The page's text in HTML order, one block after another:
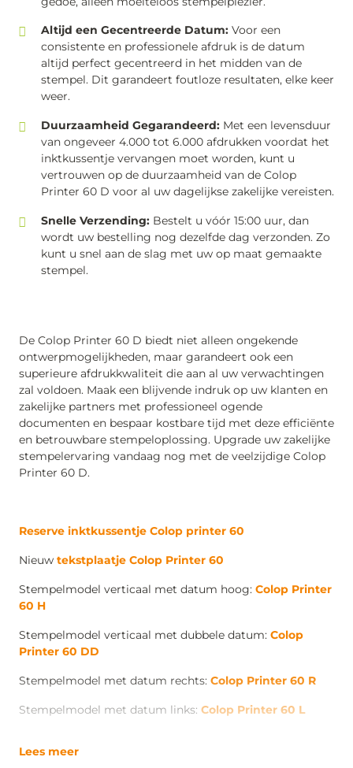
Altijd een Gecentreerde Datum: Voor een
consistente en professionele afdruk is de datum
altijd perfect gecentreerd in het midden van de
stempel. Dit garandeert foutloze resultaten, elke keer
weer.
Duurzaamheid Gegarandeerd: Met een levensduur
van ongeveer 4.000 tot 6.000 afdrukken voordat het
inktkussentje vervangen moet worden, kunt u
vertrouwen op de duurzaamheid van de Colop
Printer 60 D voor al uw dagelijkse zakelijke vereisten.
Snelle Verzending: Bestelt u vóór 15:00 uur, dan
wordt uw bestelling nog dezelfde dag verzonden. Zo
kunt u snel aan de slag met uw op maat gemaakte
stempel.
De Colop Printer 60 D biedt niet alleen ongekende
ontwerpmogelijkheden, maar garandeert ook een
superieure afdrukkwaliteit die aan al uw verwachtingen
zal voldoen. Maak een blijvende indruk op uw klanten en
zakelijke partners met professioneel ogende
documenten en bespaar kostbare tijd met deze efficiënte
en betrouwbare stempeloplossing. Upgrade uw zakelijke
stempelervaring vandaag nog met de veelzijdige Colop
Printer 60 D.
Reserve inktkussentje Colop printer 60
Nieuw tekstplaatje Colop Printer 60
Stempelmodel verticaal met datum hoog: Colop Printer
60 H
Stempelmodel verticaal met dubbele datum: Colop
Printer 60 DD
Stempelmodel met datum rechts: Colop Printer 60 R
Stempelmodel met datum links: Colop Printer 60 L
Lees meer